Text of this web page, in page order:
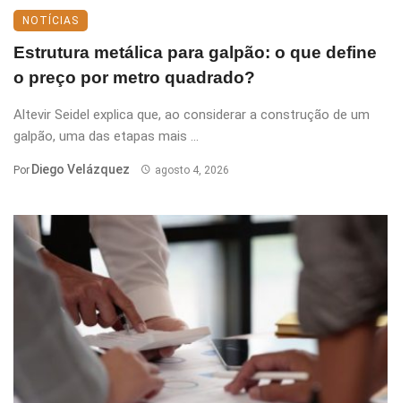
NOTÍCIAS
Estrutura metálica para galpão: o que define
o preço por metro quadrado?
Altevir Seidel explica que, ao considerar a construção de um
galpão, uma das etapas mais ...
Por Diego Velázquez agosto 4, 2026